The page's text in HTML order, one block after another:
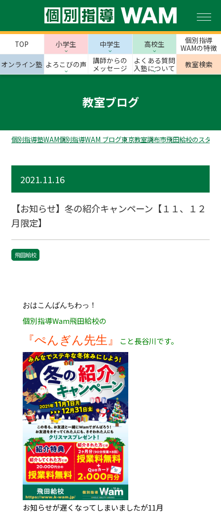
TOP 小学生 中学生 高校生
個別指導
WAMの特徴
オンライン塾 よろこびの声
講師からの
メッセージ
よくある質問
入塾について
教室検索
教室ブログ
個別指導塾WAM個別指導WAM ブログ東京教室調布市飛田給校のスタッ
2021.11.16
【お知らせ】冬の紹介キャンペーン【１１、１２
月限定】
飛田給校
おはこんばんちわっ！
個別指導Wam飛田給校の
『ぺんぎん先生』 こと長谷川です。
お知らせが遅くなってしまいましたが11月